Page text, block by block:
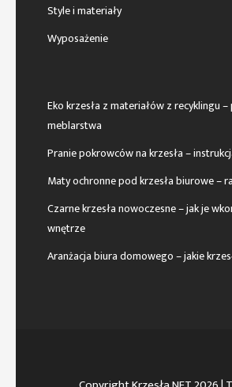
Style i materiały
Wyposażenie
Eko krzesła z materiałów z recyklingu
meblarstwa
Pranie pokrowców na krzesła –
Maty ochronne pod krzesła biurowe –
Czarne krzesła nowoczesne – jak je
wnętrze
Aranżacja biura domowego – jakie